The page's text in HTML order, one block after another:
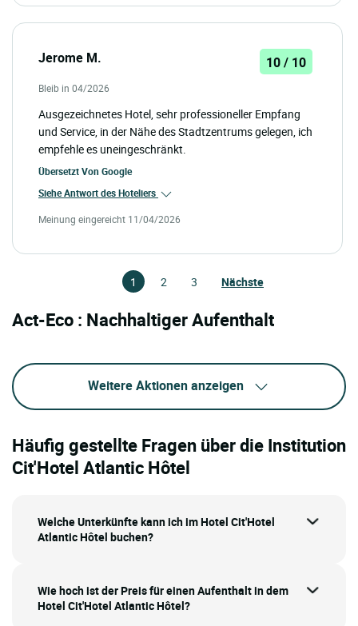
Jerome M. 10 / 10
Bleib in 04/2026
Ausgezeichnetes Hotel, sehr professioneller Empfang
und Service, in der Nähe des Stadtzentrums gelegen, ich
empfehle es uneingeschränkt.
Übersetzt Von Google
Siehe Antwort des Hoteliers
Meinung eingereicht 11/04/2026
1 2 3 Nächste
Act-Eco : Nachhaltiger Aufenthalt
Weitere Aktionen anzeigen
Häufig gestellte Fragen über die Institution
Cit'Hotel Atlantic Hôtel
Welche Unterkünfte kann ich im Hotel Cit'Hotel
Atlantic Hôtel buchen?
Wie hoch ist der Preis für einen Aufenthalt in dem
Hotel Cit'Hotel Atlantic Hôtel?